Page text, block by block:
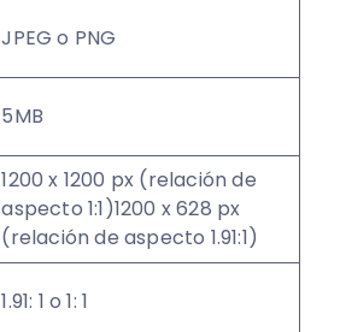
JPEG o PNG
5MB
1200 x 1200 px (relación de
aspecto 1:1)1200 x 628 px
(relación de aspecto 1.91:1)
1.91: 1 o 1: 1